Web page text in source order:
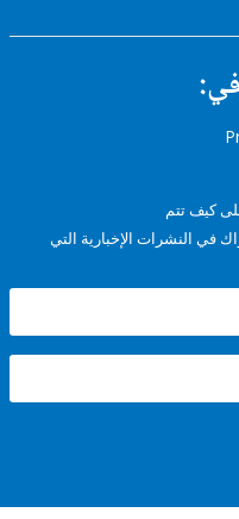
الإخبارية التي